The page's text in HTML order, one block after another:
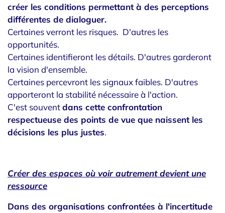
créer les conditions permettant à des perceptions
différentes de dialoguer.
Certaines verront les risques. D'autres les
opportunités.
Certaines identifieront les détails. D'autres garderont
la vision d'ensemble.
Certaines percevront les signaux faibles. D'autres
apporteront la stabilité nécessaire à l'action.
C'est souventdans cette confrontation
respectueuse des points de vue que naissent les
décisions les plus justes.
Créer des espaces où voir autrement devient une
ressource
Dans des organisations confrontées à l'incertitude